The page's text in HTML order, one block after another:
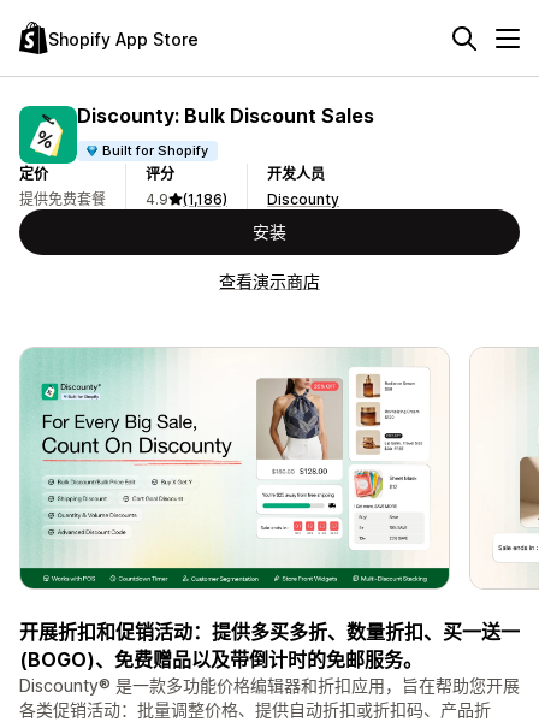
Shopify App Store
Discounty: Bulk Discount Sales
Built for Shopify
定价
提供免费套餐
评分
4.9
(1,186)
开发人员
Discounty
安装
查看演示商店
开展折扣和促销活动：提供多买多折、数量折扣、买一送一
(BOGO)、免费赠品以及带倒计时的免邮服务。
Discounty® 是一款多功能价格编辑器和折扣应用，旨在帮助您开展
各类促销活动：批量调整价格、提供自动折扣或折扣码、产品折